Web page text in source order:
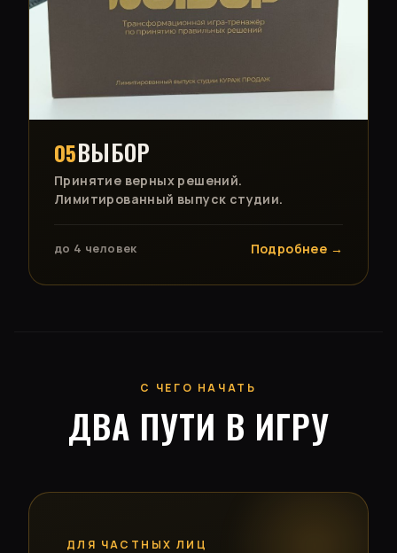
05ВЫБОР
Принятие верных решений.
Лимитированный выпуск студии.
до 4 человек Подробнее →
С ЧЕГО НАЧАТЬ
ДВА ПУТИ В ИГРУ
ДЛЯ ЧАСТНЫХ ЛИЦ